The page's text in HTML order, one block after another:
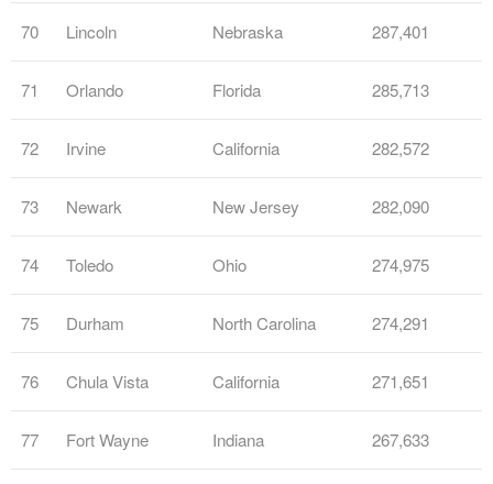
70 Lincoln Nebraska 287,401
71 Orlando Florida 285,713
72 Irvine California 282,572
73 Newark New Jersey 282,090
74 Toledo Ohio 274,975
75 Durham North Carolina 274,291
76 Chula Vista California 271,651
77 Fort Wayne Indiana 267,633